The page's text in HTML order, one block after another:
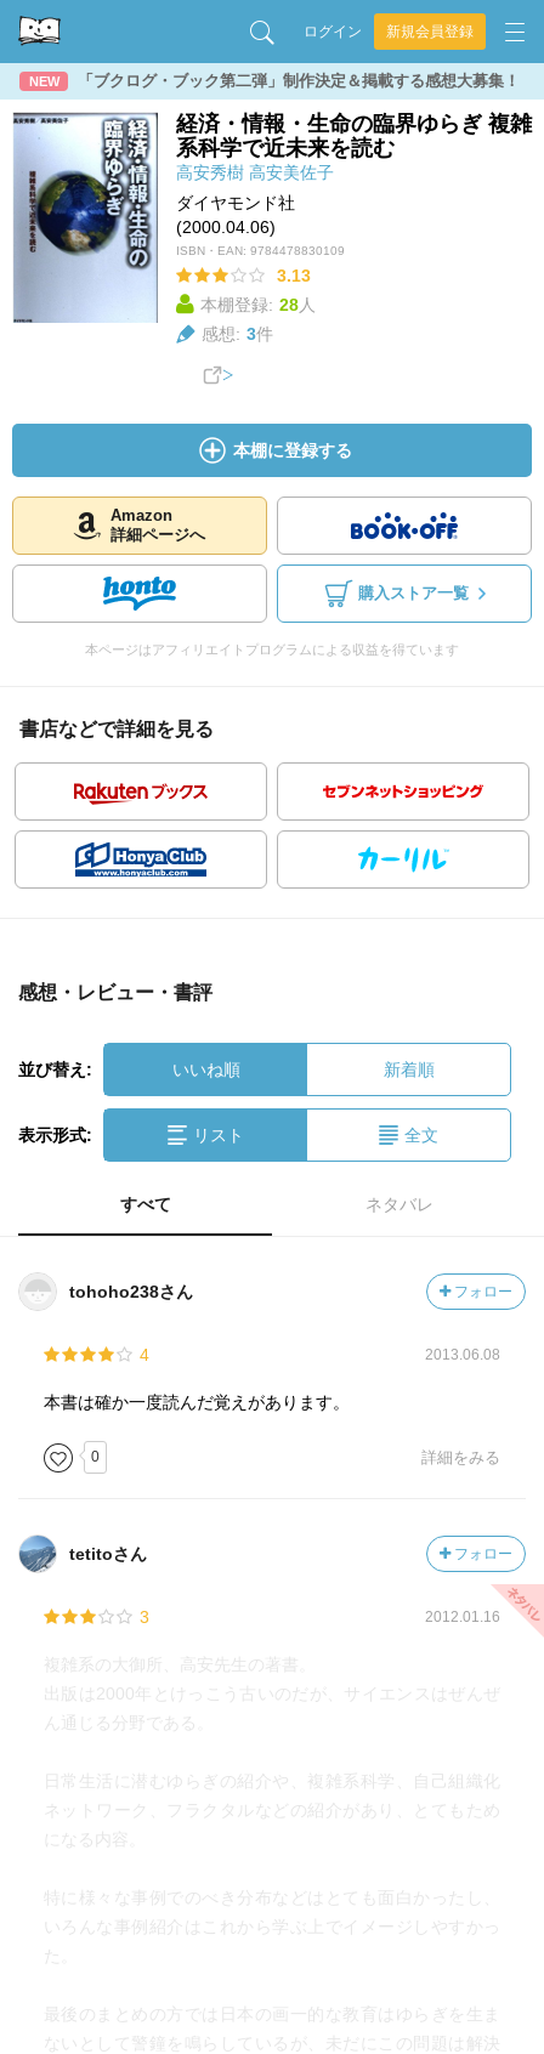
ログイン 新規会員登録
NEW 「ブクログ・ブック第二弾」制作決定＆掲載する感想大募集！
経済・情報・生命の臨界ゆらぎ 複雑
系科学で近未来を読む
高安秀樹 高安美佐子
ダイヤモンド社
(2000.04.06)
ISBN・EAN: 9784478830109
3.13
本棚登録: 28人
感想: 3件
本棚に登録する
Amazon
詳細ページへ
購入ストア一覧
本ページはアフィリエイトプログラムによる収益を得ています
書店などで詳細を見る
感想・レビュー・書評
並び替え: いいね順 新着順
表示形式: リスト 全文
すべて ネタバレ
tohoho238さん フォロー
4 2013.06.08
本書は確か一度読んだ覚えがあります。
0 詳細をみる
tetitoさん フォロー
3 2012.01.16
複雑系の大御所、高安先生の著書。
出版は2000年とけっこう古いのだが、サイエンスはぜんぜ
ん通じる分野である。
日常生活に潜むゆらぎの紹介や、複雑系科学、自己組織化
ネットワーク、フラクタルなどの紹介があり、とてもため
になる内容。
特に様々な事例でのべき分布などはとても面白かったし、
いろんな事例紹介はこれから学ぶ上でイメージしやすかっ
た。
最後のまとめの方では日本の画一的な教育はゆらぎを生ま
ないとして警鐘を鳴らしているが、未だにこの問題は解決